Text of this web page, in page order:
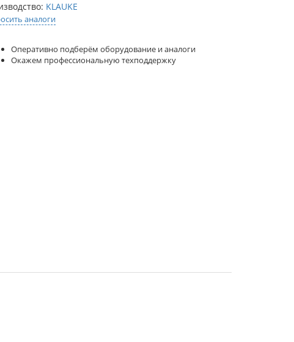
KLAUKE
аналоги
Оперативно подберём оборудование и аналоги
Окажем профессиональную техподдержку